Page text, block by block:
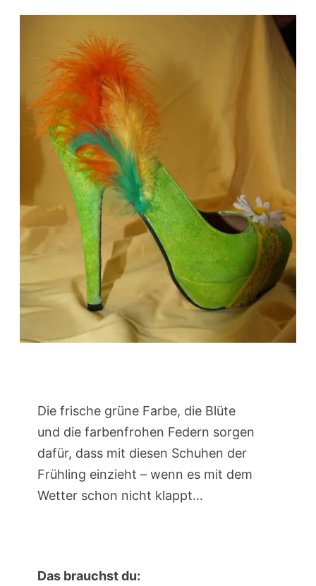
Die frische grüne Farbe, die Blüte
und die farbenfrohen Federn sorgen
dafür, dass mit diesen Schuhen der
Frühling einzieht – wenn es mit dem
Wetter schon nicht klappt…
Das brauchst du: